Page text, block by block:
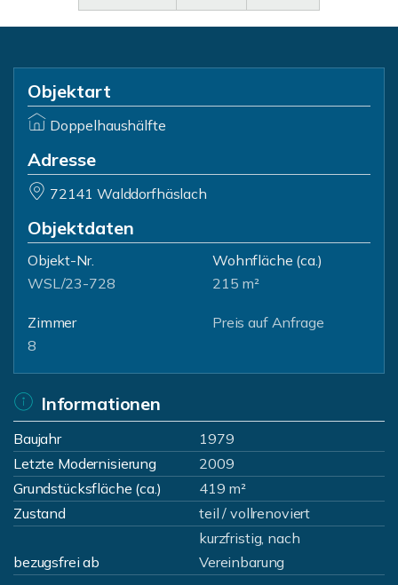
Objektart
Doppelhaushälfte
Adresse
72141 Walddorfhäslach
Objektdaten
Objekt-Nr.
WSL/23-728
Wohnfläche (ca.)
215 m²
Zimmer
8
Preis auf Anfrage
Informationen
Baujahr
1979
Letzte Modernisierung
2009
Grundstücksfläche (ca.)
419 m²
Zustand
teil / vollrenoviert
bezugsfrei ab
kurzfristig, nach
Vereinbarung